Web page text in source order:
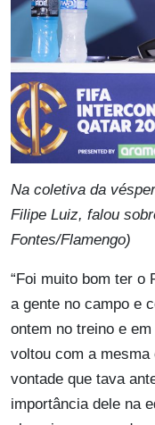
Na coletiva da
Filipe Luiz, falou
Fontes/Flamengo)
“Foi muito bom ter o
a gente no campo e
ontem no treino e
voltou com a
vontade que tava
importância dele na